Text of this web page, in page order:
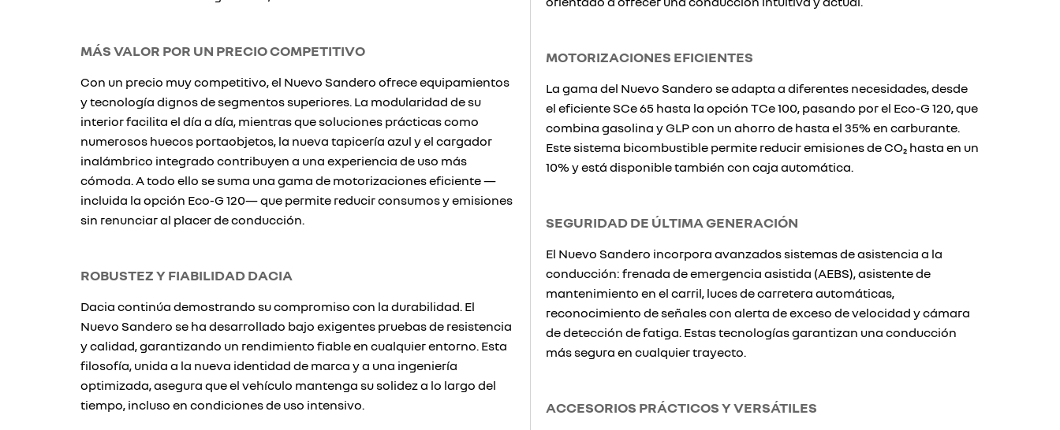
MÁS VALOR POR UN PRECIO COMPETITIVO
Con un precio muy competitivo, el Nuevo Sandero ofrece equipamientos
y tecnología dignos de segmentos superiores. La modularidad de su
interior facilita el día a día, mientras que soluciones prácticas como
numerosos huecos portaobjetos, la nueva tapicería azul y el cargador
inalámbrico integrado contribuyen a una experiencia de uso más
cómoda. A todo ello se suma una gama de motorizaciones eficiente —
incluida la opción Eco-G 120— que permite reducir consumos y emisiones
sin renunciar al placer de conducción.
ROBUSTEZ Y FIABILIDAD DACIA
Dacia continúa demostrando su compromiso con la durabilidad. El
Nuevo Sandero se ha desarrollado bajo exigentes pruebas de resistencia
y calidad, garantizando un rendimiento fiable en cualquier entorno. Esta
filosofía, unida a la nueva identidad de marca y a una ingeniería
optimizada, asegura que el vehículo mantenga su solidez a lo largo del
tiempo, incluso en condiciones de uso intensivo.
MOTORIZACIONES EFICIENTES
La gama del Nuevo Sandero se adapta a diferentes necesidades, desde
el eficiente SCe 65 hasta la opción TCe 100, pasando por el Eco-G 120, que
combina gasolina y GLP con un ahorro de hasta el 35% en carburante.
Este sistema bicombustible permite reducir emisiones de CO₂ hasta en un
10% y está disponible también con caja automática.
SEGURIDAD DE ÚLTIMA GENERACIÓN
El Nuevo Sandero incorpora avanzados sistemas de asistencia a la
conducción: frenada de emergencia asistida (AEBS), asistente de
mantenimiento en el carril, luces de carretera automáticas,
reconocimiento de señales con alerta de exceso de velocidad y cámara
de detección de fatiga. Estas tecnologías garantizan una conducción
más segura en cualquier trayecto.
ACCESORIOS PRÁCTICOS Y VERSÁTILES